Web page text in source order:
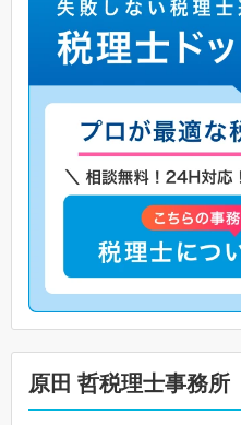
原田 哲税理士事務所